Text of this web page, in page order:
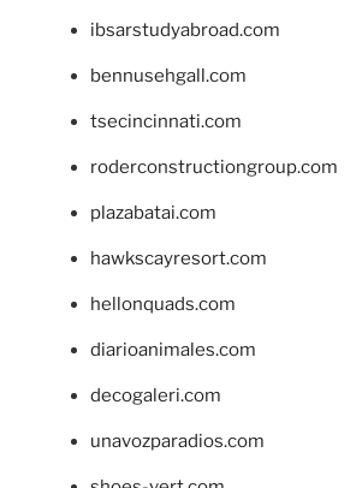
ibsarstudyabroad.com
bennusehgall.com
tsecincinnati.com
roderconstructiongroup.com
plazabatai.com
hawkscayresort.com
hellonquads.com
diarioanimales.com
decogaleri.com
unavozparadios.com